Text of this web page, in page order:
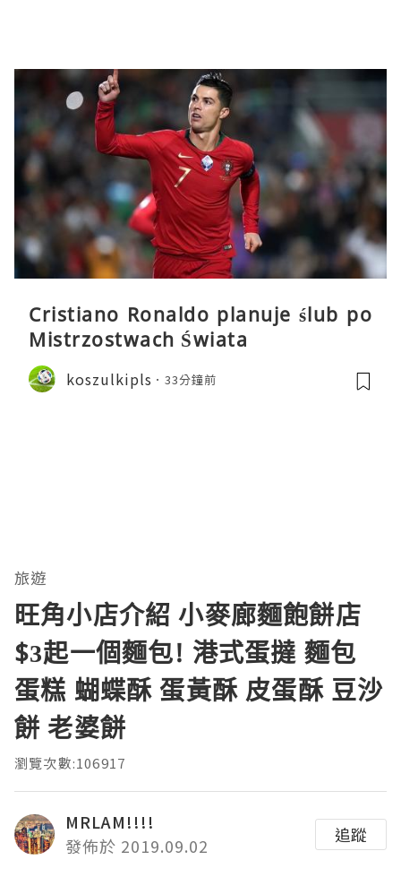
Cristiano Ronaldo planuje ślub po
Mistrzostwach Świata
koszulkipls 33分鐘前
旅遊
旺角小店介紹 小麥廊麵飽餅店
$3起一個麵包! 港式蛋撻 麵包
蛋糕 蝴蝶酥 蛋黃酥 皮蛋酥 豆沙
餅 老婆餅
瀏覽次數:106917
MRLAM!!!!
發佈於 2019.09.02
追蹤